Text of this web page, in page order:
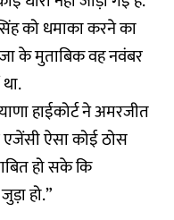
को धमाका करने का
के मुताबिक वह नवंबर
हाईकोर्ट ने अमरजीत
एजेंसी ऐसा कोई ठोस
हो सके कि
हो.”